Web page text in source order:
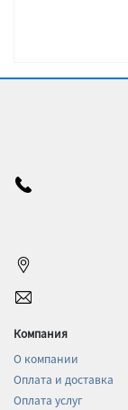
Компания
О компании
Оплата и доставка
Оплата услуг